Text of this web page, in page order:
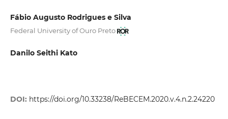
Fábio Augusto Rodrigues e Silva
Federal University of Ouro Preto
Danilo Seithi Kato
DOI: https://doi.org/10.33238/ReBECEM.2020.v.4.n.2.24220